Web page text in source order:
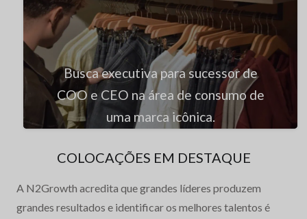
Busca executiva para sucessor de
COO e CEO na área de consumo de
uma marca icônica.
COLOCAÇÕES EM DESTAQUE
A N2Growth acredita que grandes líderes produzem
grandes resultados e identificar os melhores talentos é